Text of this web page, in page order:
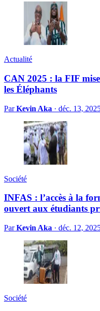
Actualité
CAN 2025 : la FIF
les Éléphants
ParKevin Aka · déc. 13,
Société
INFAS : l’accès à la
ouvert aux étudiants
ParKevin Aka · déc. 12,
Société